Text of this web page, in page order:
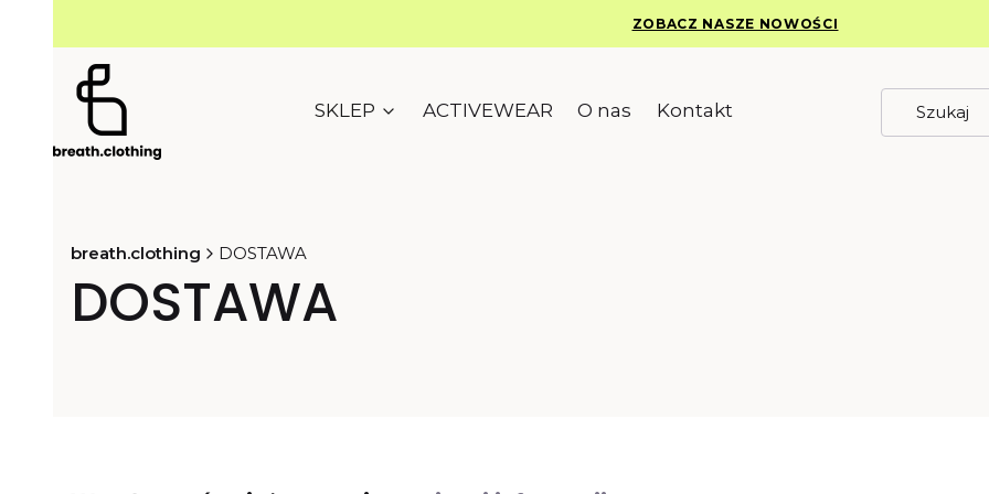
ZOBACZ NASZE NOWOŚCI
SKLEP ACTIVEWEAR O nas Kontakt
breath.clothing DOSTAWA
DOSTAWA